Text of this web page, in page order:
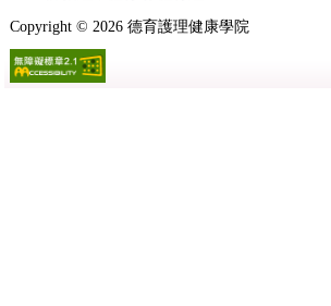
Copyright © 2026德育護理健康學院